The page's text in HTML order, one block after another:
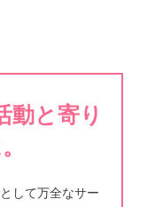
動と寄り
して万全なサー